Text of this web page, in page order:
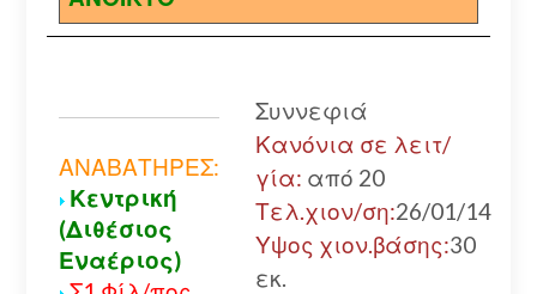
ΑΝΑΒΑΤΗΡΕΣ:
Κεντρική
(Διθέσιος
Εναέριος)
Συννεφιά
Κανόνια σε λειτ/
γία: από 20
Τελ.χιον/ση:26/01/14
Υψος χιον.βάσης:30
εκ.